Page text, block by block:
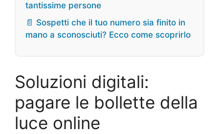
tantissime persone
📄 Sospetti che il tuo numero sia finito in
mano a sconosciuti? Ecco come scoprirlo
Soluzioni digitali:
pagare le bollette della
luce online